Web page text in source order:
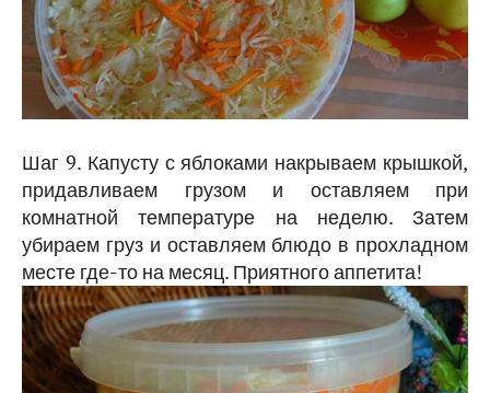
Шаг 9. Капусту с яблоками накрываем крышкой,
придавливаем грузом и оставляем при
комнатной температуре на неделю. Затем
убираем груз и оставляем блюдо в прохладном
месте где-то на месяц. Приятного аппетита!